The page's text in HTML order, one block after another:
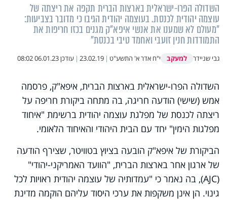
השדולה הפרו-ישראלית בארצות הברית תקפה את ריצתה של
עוצמה יהודית לכנסת. בעוצמה יהודית הגיבו כי מדובר בצביעות:
"מעולם לא שמענו את אנשי איפא"ק מגנים בכזו חריפות את
התמודדות חנין זועבי ואחמד טיבי בכנסת"
גבי שניידר למעקב י"ח אדר א' התשע"ט |
23.02.19
| עודכן06.01.23 08:02
השדולה הפרו-ישראלית בארצות הברית, איפא"ק, פרסמה
אמש (שישי) הודעה חריגה, בה מתחה ביקורת חריפה על
ריצתה לכנסת של מפלגת עוצמה יהודית ברשימת "איחוד
מפלגות הימין" יחד עם הבית היהודי והאיחוד הלאומי.
הביקורת של איפא"ק הובעה בציוץ בטוויטר, שצירף הודעה
של ארגון אחר בארצות הברית, "הוועד האמריקני-יהודי"
(
AJC), בה נאמר כי "עמדותיה של עוצמה יהודית ראויות לכל
גינוי. הן אינן משקפות את ערכי היסוד עליהם הוקמה מדינת